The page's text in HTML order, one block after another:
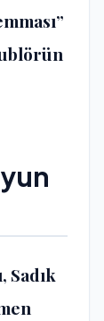
Sadık